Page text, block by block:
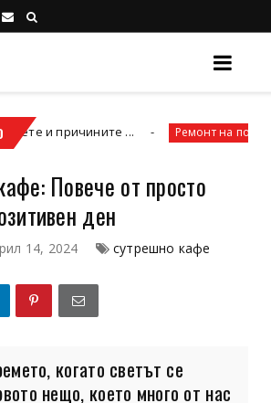
... Ремонт на покриви Как
Повече от просто
ден
14, 2024 сутрешно кафе
когато светът се
нещо, което много от нас